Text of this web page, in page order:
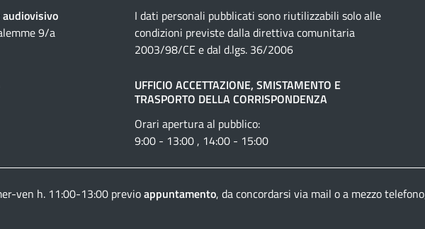
audiovisivo
9/a
I dati personali pubblicati sono riutilizzabili solo alle
condizioni previste dalla direttiva comunitaria
2003/98/CE e dal d.lgs. 36/2006
UFFICIO ACCETTAZIONE, SMISTAMENTO E
TRASPORTO DELLA CORRISPONDENZA
Orari apertura al pubblico:
9:00 - 13:00 , 14:00 - 15:00
ven h. 11:00-13:00 previoappuntamento, da concordarsi via mail o a mezzo